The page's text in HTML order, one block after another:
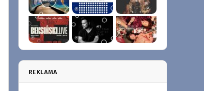
REKLAMA